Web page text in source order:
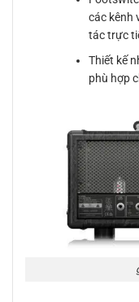
các kênh
tác trực
Thiết kế
phù hợp